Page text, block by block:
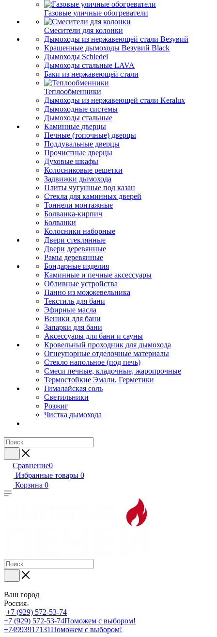
Газовые уличные обогреватели
Смесители для колонки
Дымоходы из нержавеющей стали Везувий
Крашенные дымоходы Везувий Black
Дымоходы Schiedel
Дымоходы стальные LAVA
Баки из нержавеющей стали
Теплообменники
Дымоходы из нержавеющей стали Keralux
Дымоходные системы
Дымоходы стальные
Каминные дверцы
Печные (топочные) дверцы
Поддувальные дверцы
Прочистные дверцы
Духовые шкафы
Колосниковые решетки
Задвижки дымохода
Плиты чугунные под казан
Стекла для каминных дверей
Тоннели монтажные
Болванка-кирпич
Болванки
Колосники наборные
Двери стеклянные
Двери деревянные
Рамы деревянные
Бондарные изделия
Каминные и печные аксессуары
Обливные устройства
Панно из можжевельника
Текстиль для бани
Эфирные масла
Веники для бани
Запарки для бани
Аксессуары для бани и сауны
Кровельный проходник для дымохода
Огнеупорные отделочные материалы
Стекло напольное (под печь)
Смеси печные, кладочные, жаропрочные
Термостойкие Эмали, Герметики
Гималайская соль
Светильники
Розжиг
Чистка дымохода
Сравнение0
Избранные товары 0
Корзина 0
Ваш город
Россия
+7 (929) 572-53-74
+7 (929) 572-53-74Поможем с выбором!
+74993917131Поможем с выбором!